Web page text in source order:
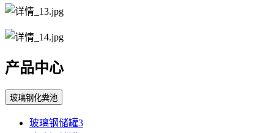
产品中心
玻璃钢化粪池
玻璃钢储罐3